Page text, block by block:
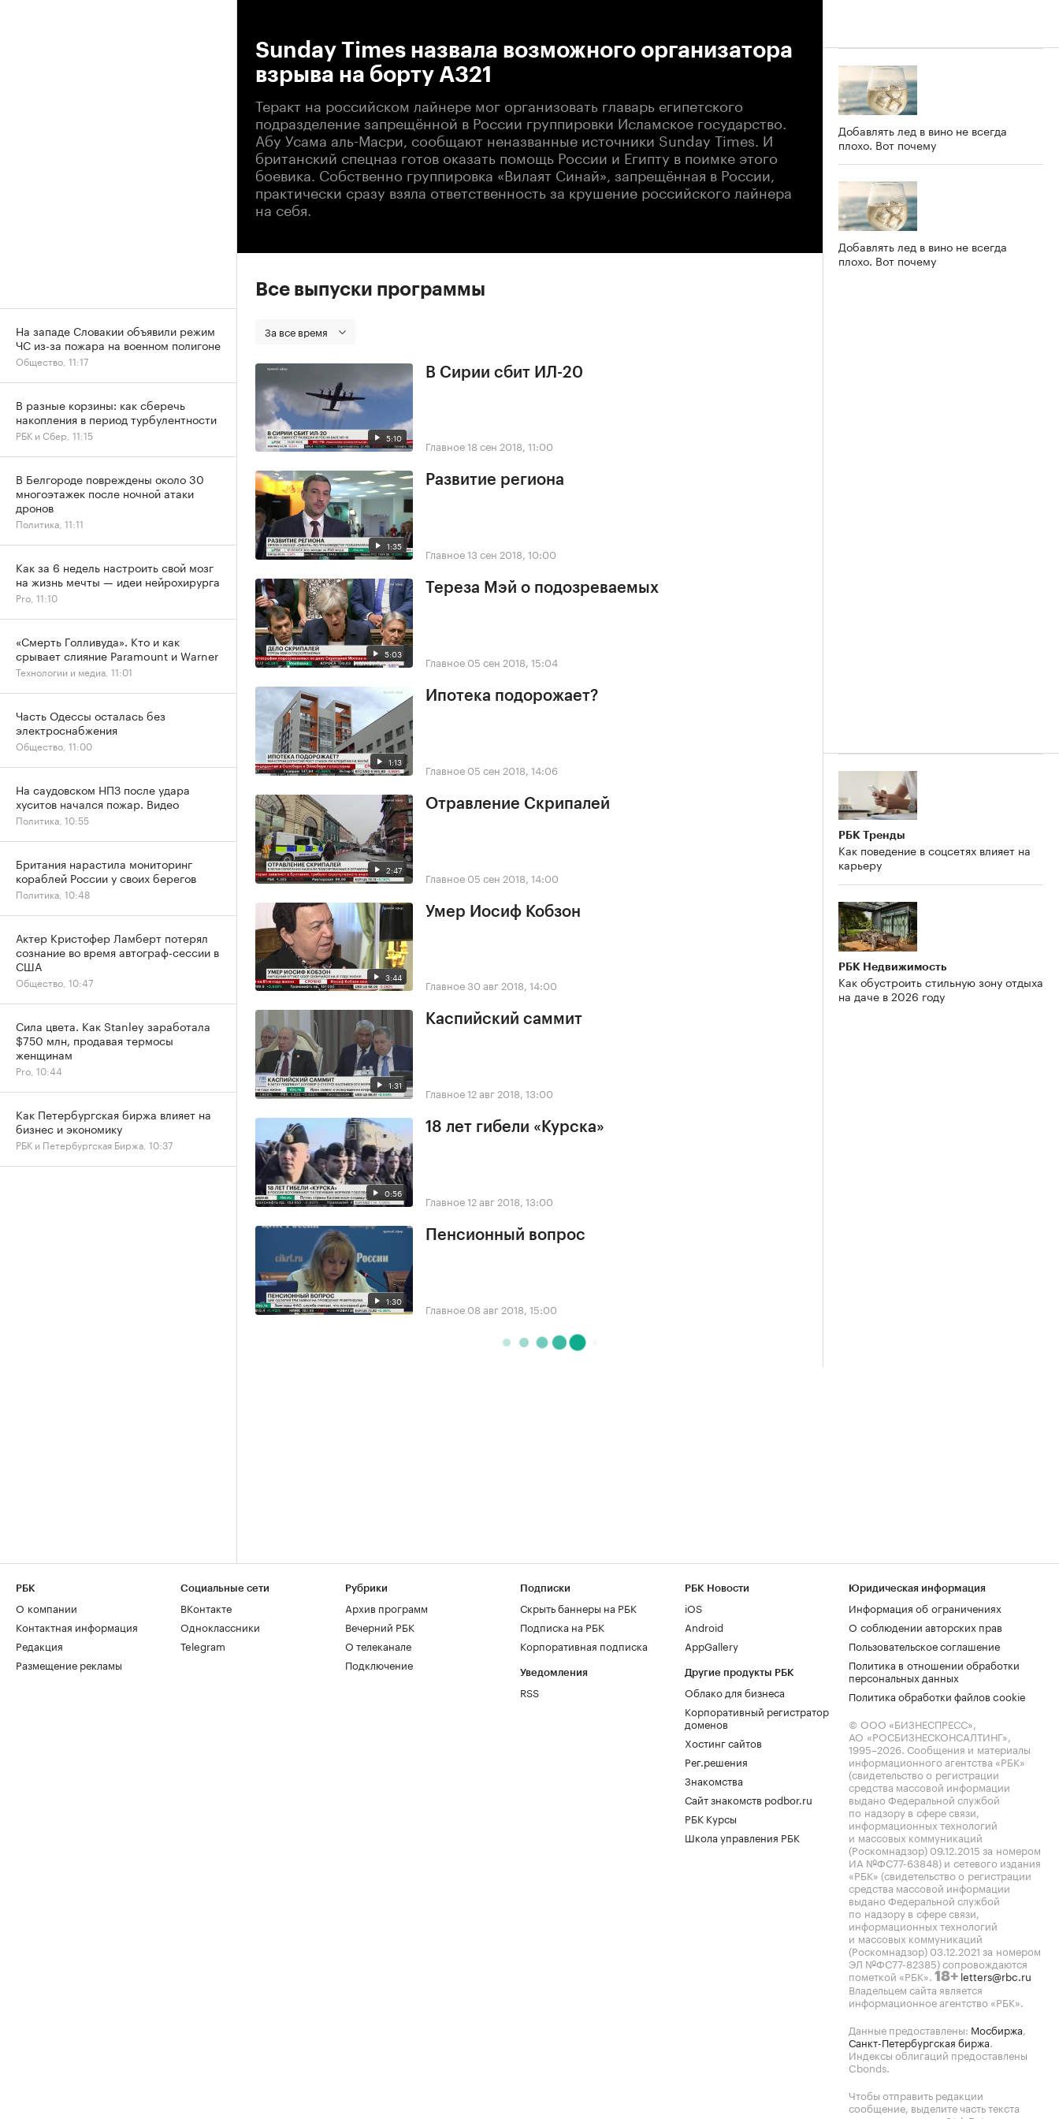
Sunday Times назвала возможного организатора
взрыва на борту А321
Теракт на российском лайнере мог организовать главарь египетского
подразделение запрещённой в России группировки Исламское государство.
Абу Усама аль-Масри, сообщают неназванные источники Sunday Times. И
британский спецназ готов оказать помощь России и Египту в поимке этого
боевика. Собственно группировка «Вилаят Синай», запрещённая в России,
практически сразу взяла ответственность за крушение российского лайнера
на себя.
Все выпуски программы
За все время
5:10
В Сирии сбит ИЛ-20
Главное18 сен 2018, 11:00
1:35
Развитие региона
Главное13 сен 2018, 10:00
5:03
Тереза Мэй о подозреваемых
Главное 05 сен 2018, 15:04
1:13
Ипотека подорожает?
Главное 05 сен 2018, 14:06
2:47
Отравление Скрипалей
Главное 05 сен 2018, 14:00
3:44
Умер Иосиф Кобзон
Главное30 авг 2018, 14:00
1:31
Каспийский саммит
Главное12 авг 2018, 13:00
0:56
18 лет гибели «Курска»
Главное12 авг 2018, 13:00
1:30
Пенсионный вопрос
Главное 08 авг 2018, 15:00
Добавлять лед в вино не всегда
плохо. Вот почему
Добавлять лед в вино не всегда
плохо. Вот почему
РБК Тренды
Как поведение в соцсетях влияет на
карьеру
РБК Недвижимость
Как обустроить стильную зону отдыха
на даче в 2026 году
На западе Словакии объявили режим
ЧС из-за пожара на военном полигоне
Общество, 11:17
В разные корзины: как сберечь
накопления в период турбулентности
РБК и Сбер, 11:15
В Белгороде повреждены около 30
многоэтажек после ночной атаки
дронов
Политика, 11:11
Как за 6 недель настроить свой мозг
на жизнь мечты — идеи нейрохирурга
Pro, 11:10
«Смерть Голливуда». Кто и как
срывает слияние Paramount и Warner
Технологии и медиа, 11:01
Часть Одессы осталась без
электроснабжения
Общество, 11:00
На саудовском НПЗ после удара
хуситов начался пожар. Видео
Политика, 10:55
Британия нарастила мониторинг
кораблей России у своих берегов
Политика, 10:48
Актер Кристофер Ламберт потерял
сознание во время автограф-сессии в
США
Общество, 10:47
Сила цвета. Как Stanley заработала
$750 млн, продавая термосы
женщинам
Pro, 10:44
Как Петербургская биржа влияет на
бизнес и экономику
РБК и Петербургская Биржа, 10:37
РБК
О компании
Контактная информация
Редакция
Размещение рекламы
Социальные сети
ВКонтакте
Одноклассники
Telegram
Рубрики
Архив программ
Вечерний РБК
О телеканале
Подключение
Подписки
Скрыть баннеры на РБК
Подписка на РБК
Корпоративная подписка
Уведомления
RSS
РБК Новости
iOS
Android
AppGallery
Другие продукты РБК
Облако для бизнеса
Корпоративный регистратор
доменов
Хостинг сайтов
Рег.решения
Знакомства
Сайт знакомств podbor.ru
РБК Курсы
Школа управления РБК
Юридическая информация
Информация об ограничениях
О соблюдении авторских прав
Пользовательское соглашение
Политика в отношении обработки
персональных данных
Политика обработки файлов cookie
© ООО «БИЗНЕСПРЕСС»,
АО «РОСБИЗНЕСКОНСАЛТИНГ»,
1995–2026. Сообщения и материалы
информационного агентства «РБК»
(свидетельство о регистрации
средства массовой информации
выдано Федеральной службой
по надзору в сфере связи,
информационных технологий
и массовых коммуникаций
(Роскомнадзор) 09.12.2015 за номером
ИА №ФС77-63848) и сетевого издания
«РБК» (свидетельство о регистрации
средства массовой информации
выдано Федеральной службой
по надзору в сфере связи,
информационных технологий
и массовых коммуникаций
(Роскомнадзор) 03.12.2021 за номером
ЭЛ №ФС77-82385) сопровождаются
пометкой «РБК». 18+ letters@rbc.ru
Владельцем сайта является
информационное агентство «РБК».
Данные предоставлены: Мосбиржа,
Санкт-Петербургская биржа.
Индексы облигаций предоставлены
Cbonds.
Чтобы отправить редакции
сообщение, выделите часть текста